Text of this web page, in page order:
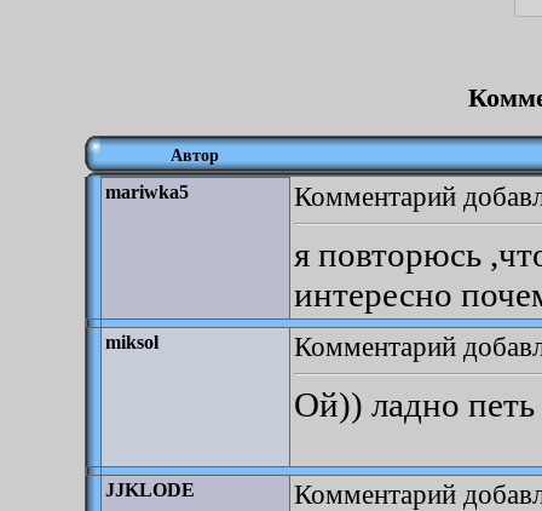
Автор
mariwka5 Комментарий
я повторюсь
интересно
miksol Комментарий
Ой)) ладно
JJKLODE Комментарий